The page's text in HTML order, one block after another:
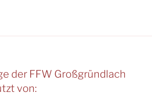
der FFW Großgründlach
von: